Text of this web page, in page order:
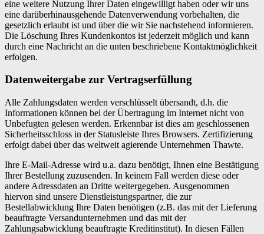
eine weitere Nutzung Ihrer Daten eingewilligt haben oder wir uns
eine darüberhinausgehende Datenverwendung vorbehalten, die
gesetzlich erlaubt ist und über die wir Sie nachstehend informieren.
Die Löschung Ihres Kundenkontos ist jederzeit möglich und kann
durch eine Nachricht an die unten beschriebene Kontaktmöglichkeit
erfolgen.
Datenweitergabe zur Vertragserfüllung
Alle Zahlungsdaten werden verschlüsselt übersandt, d.h. die
Informationen können bei der Übertragung im Internet nicht von
Unbefugten gelesen werden. Erkennbar ist dies am geschlossenen
Sicherheitsschloss in der Statusleiste Ihres Browsers. Zertifizierung
erfolgt dabei über das weltweit agierende Unternehmen Thawte.
Ihre E-Mail-Adresse wird u.a. dazu benötigt, Ihnen eine Bestätigung
Ihrer Bestellung zuzusenden. In keinem Fall werden diese oder
andere Adressdaten an Dritte weitergegeben. Ausgenommen
hiervon sind unsere Dienstleistungspartner, die zur
Bestellabwicklung Ihre Daten benötigen (z.B. das mit der Lieferung
beauftragte Versandunternehmen und das mit der
Zahlungsabwicklung beauftragte Kreditinstitut). In diesen Fällen